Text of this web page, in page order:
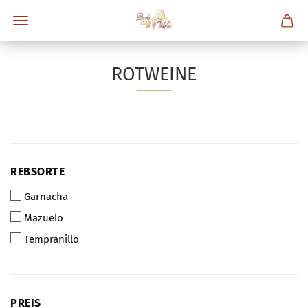
ROTWEINE
REBSORTE
REBSORTE
Garnacha
Mazuelo
Tempranillo
PREIS
PREIS